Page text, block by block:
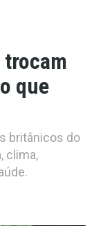
que
britânicos do
clima,